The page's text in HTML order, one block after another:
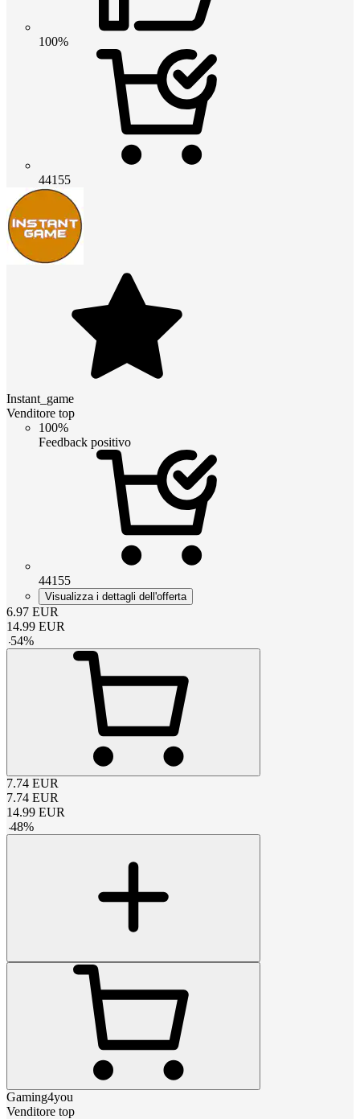
100%
44155
Instant_game
Venditore top
100%
Feedback positivo
44155
Visualizza i dettagli dell'offerta
6.97 EUR
14.99 EUR
-54%
7.74 EUR
7.74 EUR
14.99 EUR
-48%
Gaming4you
Venditore top